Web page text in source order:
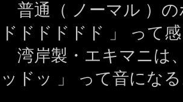
普通（ ノーマル ）
ドドドドドド 」 って
湾岸製・エキマニは
ッドッ 」 って音にな